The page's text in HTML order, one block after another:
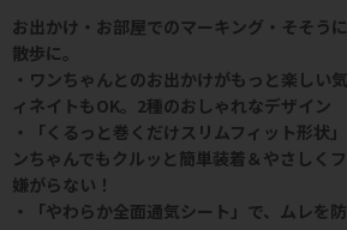
お出かけ・お部屋でのマーキング・そそう
散歩に。
・ワンちゃんとのお出かけがもっと楽しい
ィネイトもOK。2種のおしゃれなデザイン
・「くるっと巻くだけスリムフィット形状
ンちゃんでもクルッと簡単装着＆やさしく
嫌がらない！
・「やわらか全面通気シート」で、ムレを